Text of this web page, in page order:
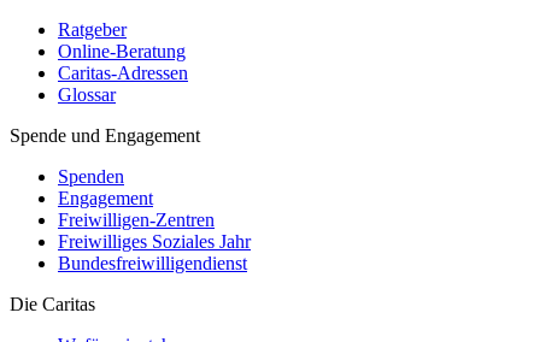
Ratgeber
Online-Beratung
Caritas-Adressen
Glossar
Spende und Engagement
Spenden
Engagement
Freiwilligen-Zentren
Freiwilliges Soziales Jahr
Bundesfreiwilligendienst
Die Caritas